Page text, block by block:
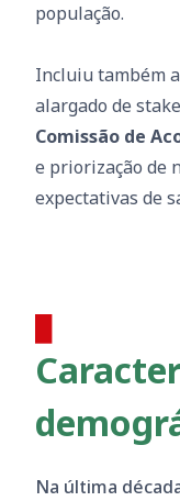
população.
Incluiu também
alargado de
Comissão de
e priorização de
expectativas de
Na última